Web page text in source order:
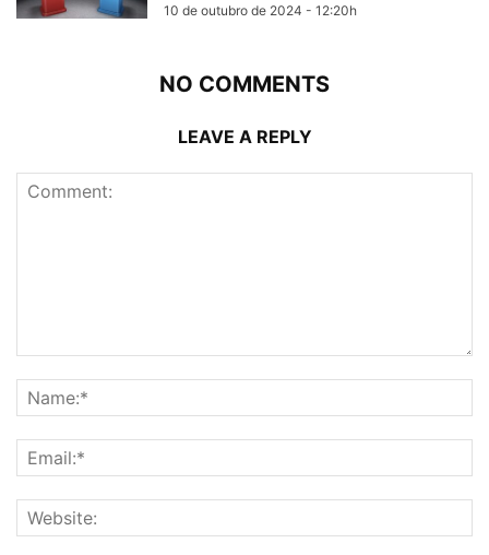
10 de outubro de 2024 - 12:20h
NO COMMENTS
LEAVE A REPLY